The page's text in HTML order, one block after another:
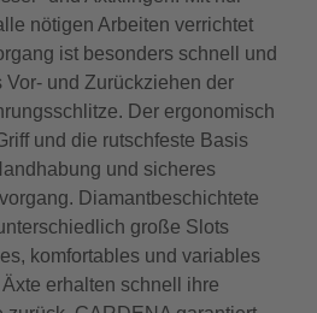
nötigen Arbeiten verrichtet
ist besonders schnell und
und Zurückziehen der
Der ergonomisch
und die rutschfeste Basis
und sicheres
Diamantbeschichtete
große Slots
komfortables und variables
erhalten schnell ihre